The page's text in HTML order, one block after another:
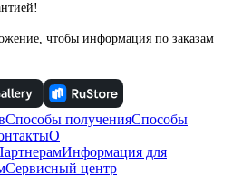
чтобы информация по заказам
Способы полученияСпособы
О
Информация для
Сервисный центр